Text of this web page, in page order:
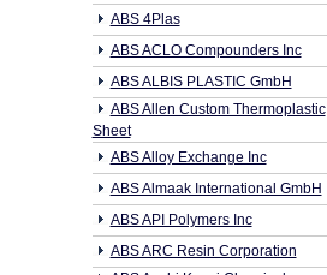
ABS 4Plas
ABS ACLO Compounders Inc
ABS ALBIS PLASTIC GmbH
ABS Allen Custom Thermoplastic
Sheet
ABS Alloy Exchange Inc
ABS Almaak International GmbH
ABS API Polymers Inc
ABS ARC Resin Corporation